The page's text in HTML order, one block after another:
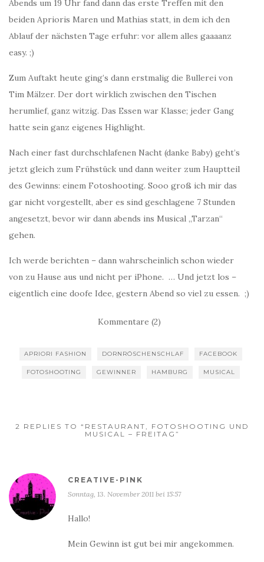
Abends um 19 Uhr fand dann das erste Treffen mit den
beiden Aprioris Maren und Mathias statt, in dem ich den
Ablauf der nächsten Tage erfuhr: vor allem alles gaaaanz
easy. ;)
Zum Auftakt heute ging’s dann erstmalig die Bullerei von
Tim Mälzer. Der dort wirklich zwischen den Tischen
herumlief, ganz witzig. Das Essen war Klasse; jeder Gang
hatte sein ganz eigenes Highlight.
Nach einer fast durchschlafenen Nacht (danke Baby) geht’s
jetzt gleich zum Frühstück und dann weiter zum Hauptteil
des Gewinns: einem Fotoshooting. Sooo groß ich mir das
gar nicht vorgestellt, aber es sind geschlagene 7 Stunden
angesetzt, bevor wir dann abends ins Musical „Tarzan“
gehen.
Ich werde berichten – dann wahrscheinlich schon wieder
von zu Hause aus und nicht per iPhone. … Und jetzt los –
eigentlich eine doofe Idee, gestern Abend so viel zu essen. ;)
Kommentare (2)
APRIORI FASHION DORNRÖSCHENSCHLAF FACEBOOK
FOTOSHOOTING GEWINNER HAMBURG MUSICAL
2 REPLIES TO “RESTAURANT, FOTOSHOOTING UND
MUSICAL – FREITAG”
CREATIVE-PINK
Sonntag, 13. November 2011 bei 15:57
Hallo!
Mein Gewinn ist gut bei mir angekommen.